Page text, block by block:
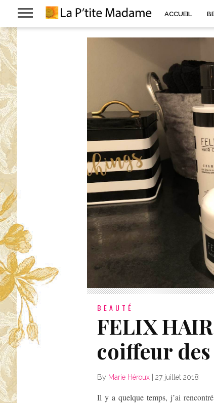
ACCUEIL
BEAUTÉ
FELIX
coiffeur
By Marie Héroux 27 juillet 2018
Il y a quelque temps, j’ai